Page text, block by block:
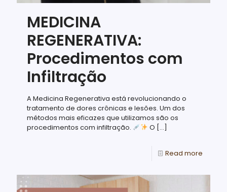
MEDICINA
REGENERATIVA:
Procedimentos com
Infiltração
A Medicina Regenerativa está revolucionando o
tratamento de dores crônicas e lesões. Um dos
métodos mais eficazes que utilizamos são os
procedimentos com infiltração.
O […]
Read more